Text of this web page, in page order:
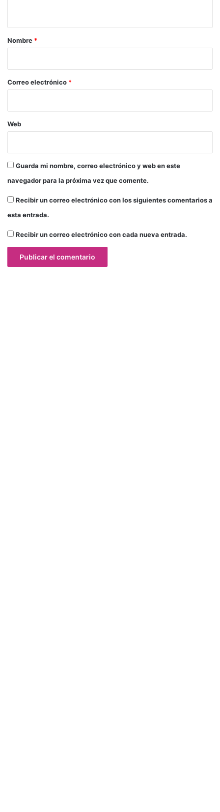
n
r
*
Nombre *
Correo electrónico *
Web
Guarda mi nombre, correo electrónico y web en este
navegador para la próxima vez que comente.
Recibir un correo electrónico con los siguientes comentarios a
esta entrada.
Recibir un correo electrónico con cada nueva entrada.